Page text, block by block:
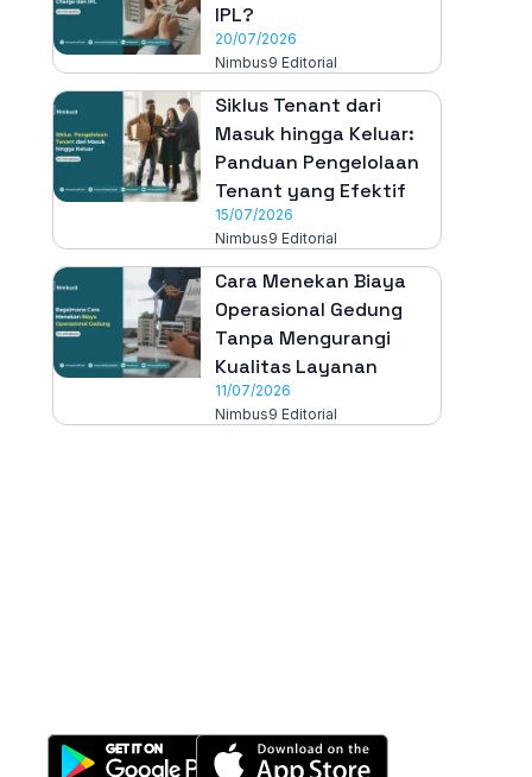
IPL?
20/07/2026
Nimbus9 Editorial
Siklus Tenant dari
Masuk hingga Keluar:
Panduan Pengelolaan
Tenant yang Efektif
15/07/2026
Nimbus9 Editorial
Cara Menekan Biaya
Operasional Gedung
Tanpa Mengurangi
Kualitas Layanan
11/07/2026
Nimbus9 Editorial